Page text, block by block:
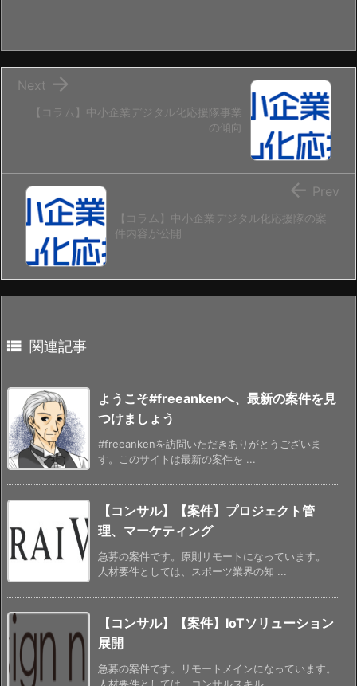
【コラム】中小企業デジタル化応援隊事業
の傾向

Next
【コラム】中小企業デジタル化応援隊の案
件内容が公開
 Prev
 関連記事
ようこそ#freeankenへ、最新の案件を見
つけましょう
#freeankenを訪問いただきありがとうございま
す。このサイトは最新の案件を ...
【コンサル】【案件】プロジェクト管
理、マーケティング
急募の案件です。原則リモートになっています。
人材要件としては、スポーツ業界の知 ...
【コンサル】【案件】IoTソリューション
展開
急募の案件です。リモートメインになっています。
人材要件としては、コンサルスキル ...